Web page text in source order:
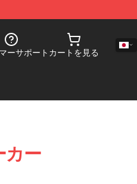
ーサポート カートを見る
カー